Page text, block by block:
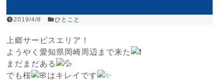
2019/4/8 ひとこと
上郷サービスエリア！
ようやく愛知県岡崎周辺まで来た
まだまだある
でも桜
はキレイです